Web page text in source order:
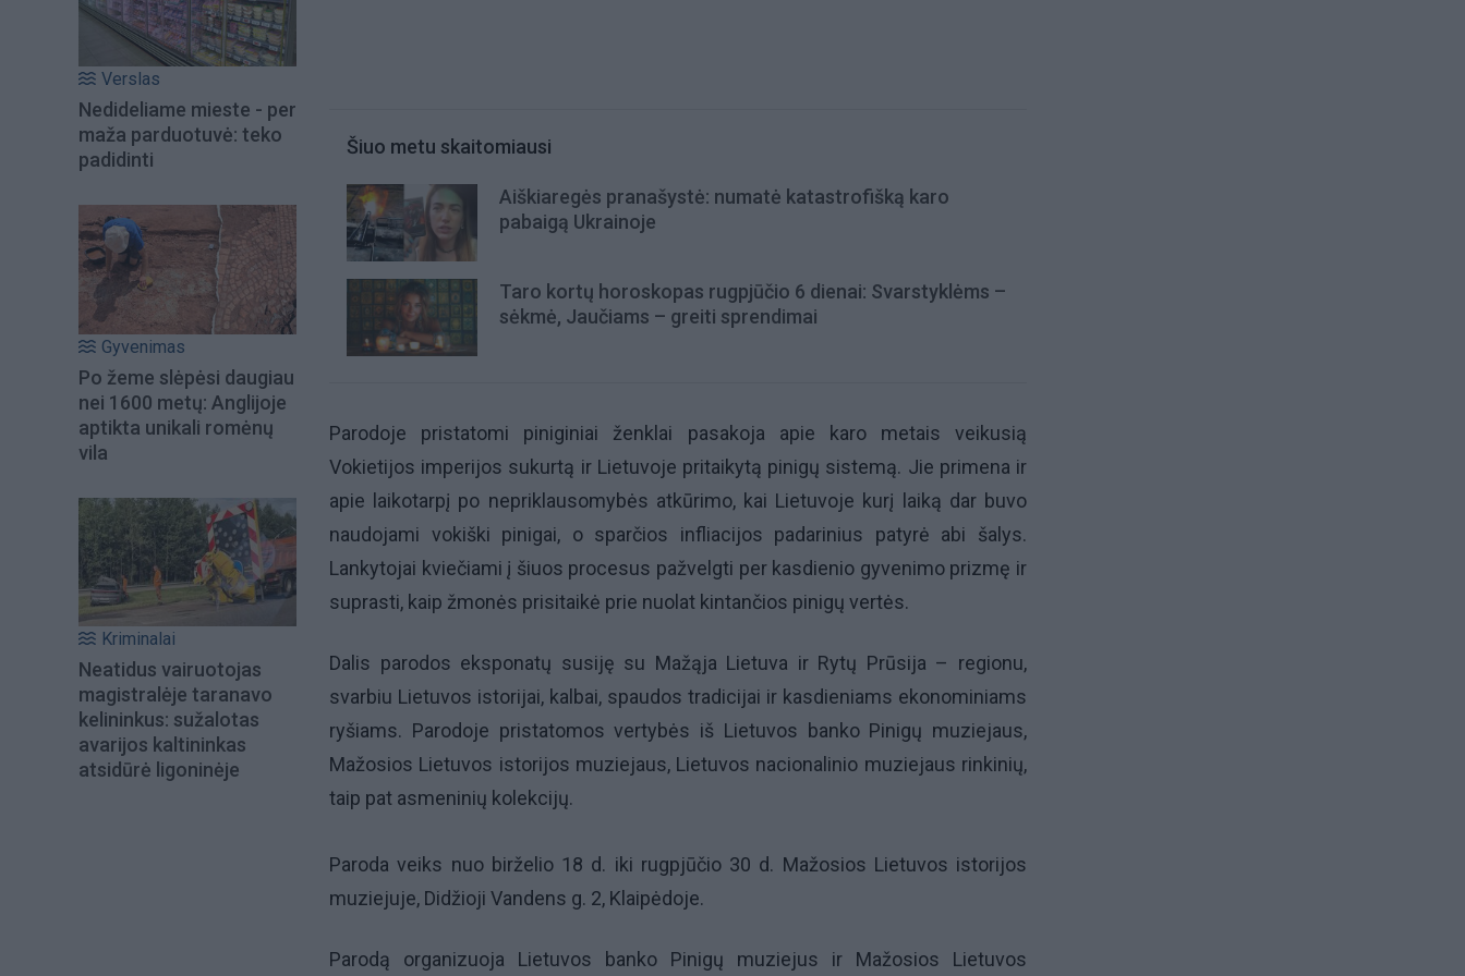
Verslas
Nedideliame mieste - per
maža parduotuvė: teko
padidinti
Gyvenimas
Po žeme slėpėsi daugiau
nei 1600 metų: Anglijoje
aptikta unikali romėnų
vila
Kriminalai
Neatidus vairuotojas
magistralėje taranavo
kelininkus: sužalotas
avarijos kaltininkas
atsidūrė ligoninėje
Šiuo metu skaitomiausi
Aiškiaregės pranašystė: numatė katastrofišką karo
pabaigą Ukrainoje
Taro kortų horoskopas rugpjūčio 6 dienai: Svarstyklėms –
sėkmė, Jaučiams – greiti sprendimai
Parodoje pristatomi piniginiai ženklai pasakoja apie karo metais veikusią
Vokietijos imperijos sukurtą ir Lietuvoje pritaikytą pinigų sistemą. Jie primena ir
apie laikotarpį po nepriklausomybės atkūrimo, kai Lietuvoje kurį laiką dar buvo
naudojami vokiški pinigai, o sparčios infliacijos padarinius patyrė abi šalys.
Lankytojai kviečiami į šiuos procesus pažvelgti per kasdienio gyvenimo prizmę ir
suprasti, kaip žmonės prisitaikė prie nuolat kintančios pinigų vertės.
Dalis parodos eksponatų susiję su Mažąja Lietuva ir Rytų Prūsija – regionu,
svarbiu Lietuvos istorijai, kalbai, spaudos tradicijai ir kasdieniams ekonominiams
ryšiams. Parodoje pristatomos vertybės iš Lietuvos banko Pinigų muziejaus,
Mažosios Lietuvos istorijos muziejaus, Lietuvos nacionalinio muziejaus rinkinių,
taip pat asmeninių kolekcijų.
Paroda veiks nuo birželio 18 d. iki rugpjūčio 30 d. Mažosios Lietuvos istorijos
muziejuje, Didžioji Vandens g. 2, Klaipėdoje.
Parodą organizuoja Lietuvos banko Pinigų muziejus ir Mažosios Lietuvos